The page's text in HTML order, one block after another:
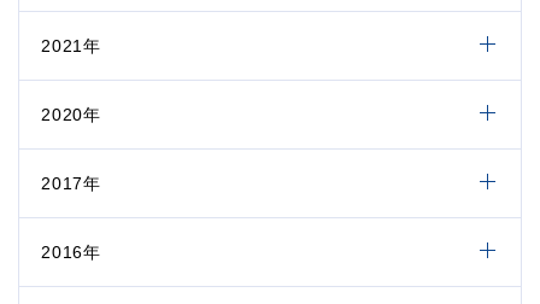
2021年
2020年
2017年
2016年